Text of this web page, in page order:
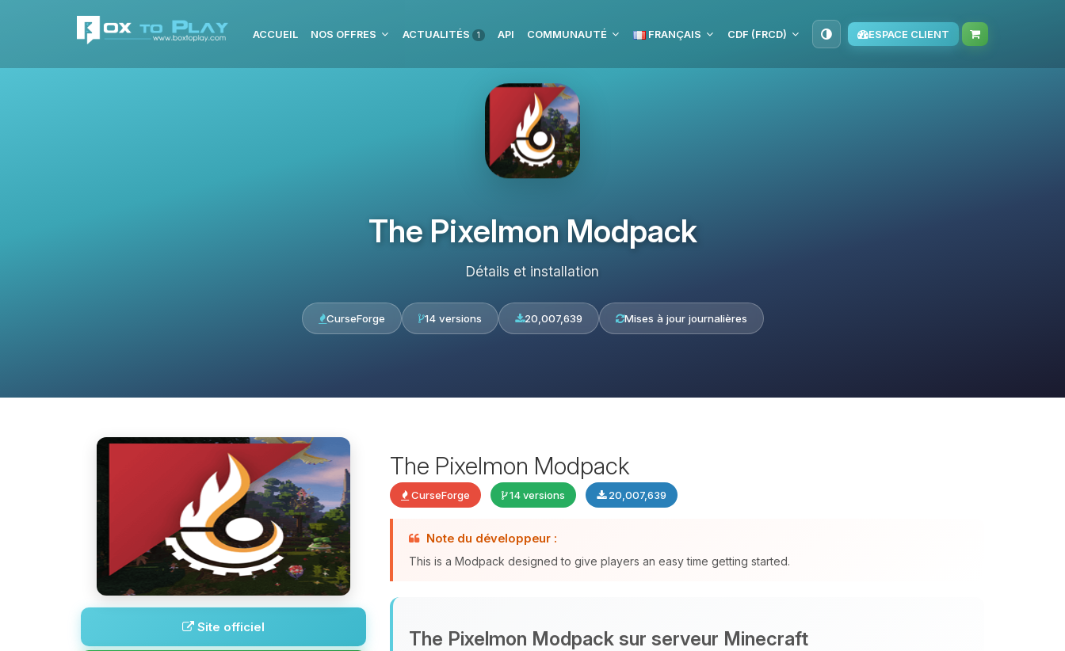
ACCUEIL NOS OFFRES ACTUALITÉS 1 API COMMUNAUTÉ FRANÇAIS CDF (FRCD) ESPACE CLIENT
The Pixelmon Modpack
Détails et installation
CurseForge 14 versions 20,007,639 Mises à jour journalières
Site officiel
The Pixelmon Modpack
CurseForge 14 versions 20,007,639
Note du développeur :
This is a Modpack designed to give players an easy time getting started.
The Pixelmon Modpack sur serveur Minecraft